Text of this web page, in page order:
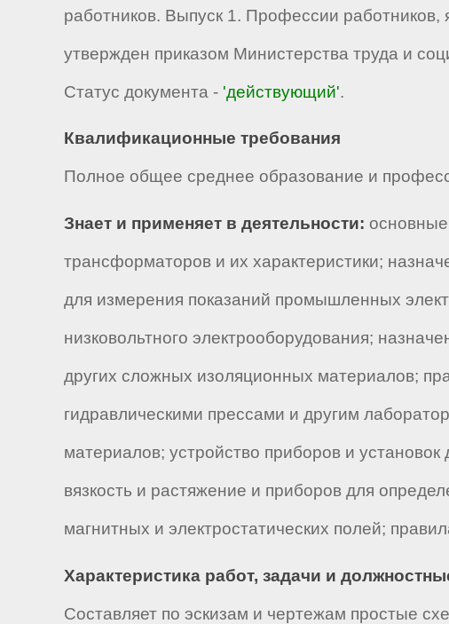
работников. Выпуск 1. Профессии
утвержден приказом Министерства труда и
Статус документа - 'действующий'.
Квалификационные требования
Полное общее среднее образование и
Знает и применяет в деятельности: основные
трансформаторов и их характеристики;
для измерения показаний промышленных
низковольтного электрооборудования;
других сложных изоляционных материалов;
гидравлическими прессами и другим
материалов; устройство приборов и
вязкость и растяжение и приборов для
магнитных и электростатических полей;
Характеристика работ, задачи и
Составляет по эскизам и чертежам простые